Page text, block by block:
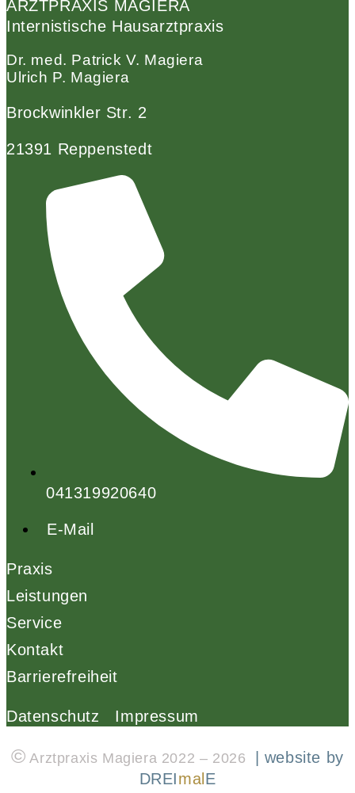
ARZTPRAXIS MAGIERA
Internistische Hausarztpraxis
Dr. med. Patrick V. Magiera
Ulrich P. Magiera
Brockwinkler Str. 2
21391 Reppenstedt
041319920640
E-Mail
Praxis
Leistungen
Service
Kontakt
Barrierefreiheit
Datenschutz Impressum
© Arztpraxis Magiera 2022 – 2026 | website by
DREImalE